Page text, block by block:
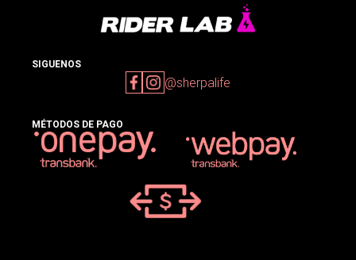
SIGUENOS
@sherpalife
MÉTODOS DE PAGO